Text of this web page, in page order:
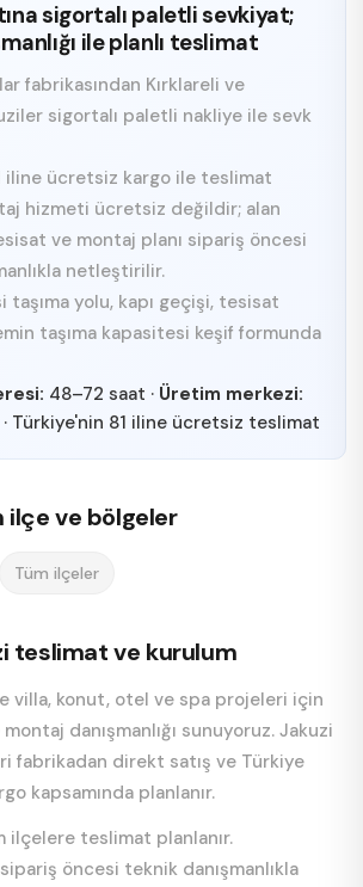
sigortalı paletli sevkiyat;
ile planlı teslimat
fabrikasından Kırklareli ve
sigortalı paletli nakliye ile sevk
iline ücretsiz kargo ile teslimat
hizmeti ücretsiz değildir; alan
ve montaj planı sipariş öncesi
netleştirilir.
taşıma yolu, kapı geçişi, tesisat
taşıma kapasitesi keşif formunda
48–72 saat · Üretim merkezi:
· Türkiye'nin 81 iline ücretsiz teslimat
ilçe ve bölgeler
Tüm ilçeler
teslimat ve kurulum
villa, konut, otel ve spa projeleri için
danışmanlığı sunuyoruz. Jakuzi
fabrikadan direkt satış ve Türkiye
kapsamında planlanır.
ilçelere teslimat planlanır.
öncesi teknik danışmanlıkla